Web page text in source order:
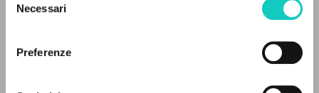
delNecessari
Preferenze